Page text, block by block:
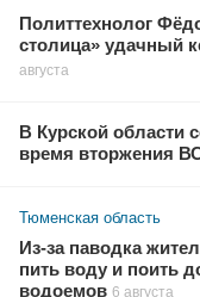
Политтехнолог
столица» удачный
августа
В Курской области
время вторжения
Тюменская область
Из-за паводка
пить воду и поить
водоемов 6 августа